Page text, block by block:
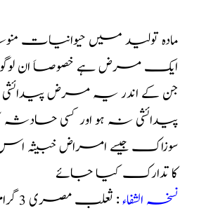
ایک مرض ہے خصوصاَ ان
جن کے اندر یہ مرض
پیدائشی نہ ہو اور کسی
سوزاک جیسے امراض خبیثہ اس
کا تدارک کیا جائے
نسخہ الشفاء